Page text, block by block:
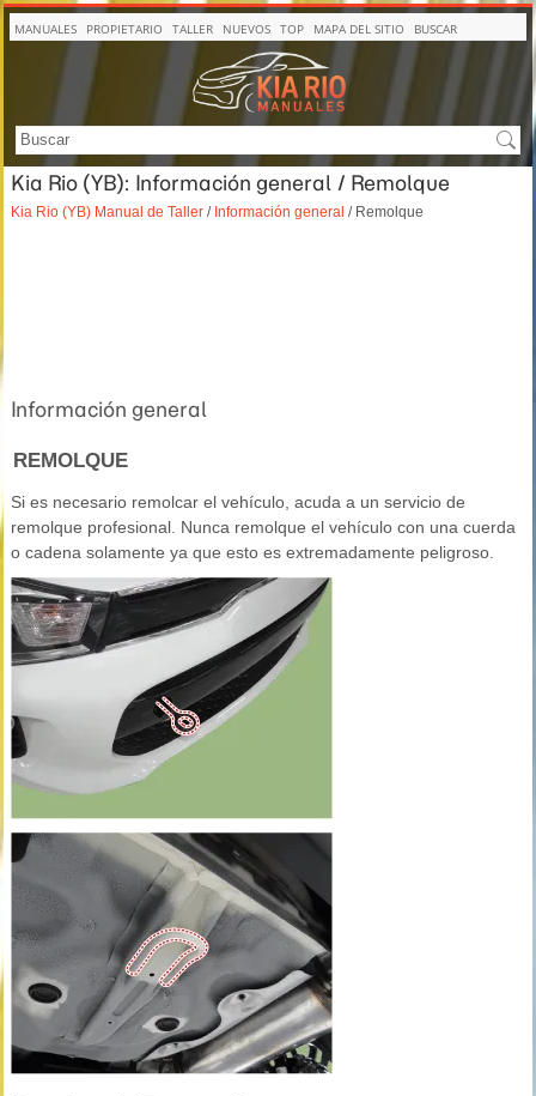
MANUALES PROPIETARIO TALLER NUEVOS TOP MAPA DEL SITIO BUSCAR
Kia Rio (YB): Información general / Remolque
Kia Rio (YB) Manual de Taller / Información general / Remolque
Información general
REMOLQUE
Si es necesario remolcar el vehículo, acuda a un servicio de
remolque profesional. Nunca remolque el vehículo con una cuerda
o cadena solamente ya que esto es extremadamente peligroso.